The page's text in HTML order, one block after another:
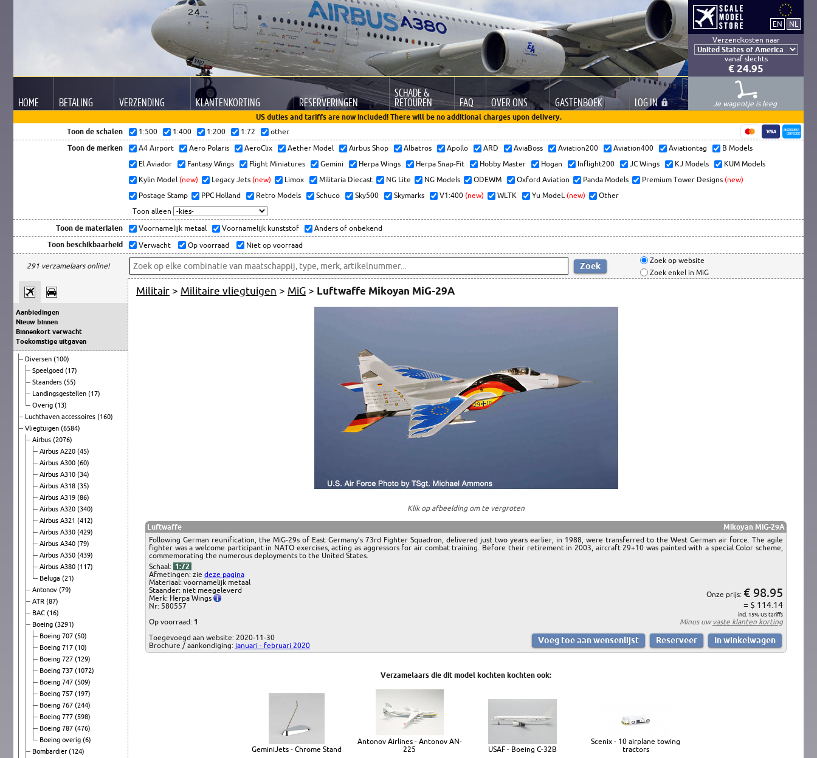
Verzendkosten naar
vanaf slechts
€ 24.95
HOME BETALING VERZENDING KLANTENKORTING RESERVERINGEN
SCHADE &
RETOUREN FAQ OVER ONS GASTENBOEK LOGIN
Je wagentje is leeg
US duties and tariffs are now included! There will be no additional charges upon delivery.
Toon de schalen
1:500 1:400 1:200 1:72 other
Toon de merken A4 Airport Aero Polaris AeroClix Aether Model Airbus Shop Albatros Apollo ARD AviaBoss Aviation200 Aviation400 Aviationtag
B Models
El Aviador
Fantasy Wings Flight Miniatures Gemini Herpa Wings Herpa Snap-Fit Hobby Master Hogan Inflight200 JC Wings KJ Models
KUM Models
Kylin Model (new) Legacy Jets (new) Limox Militaria Diecast NG Lite NG Models ODEWM Oxford Aviation Panda Models Premium Tower Designs (new)
Postage Stamp
PPC Holland Retro Models Schuco Sky500 Skymarks V1:400 (new) WLTK Yu ModeL (new)
Other
Toon alleen
Toon de materialen Voornamelijk metaal Voornamelijk kunststof Anders of onbekend
Toon beschikbaarheid Verwacht Op voorraad Niet op voorraad
291 verzamelaars online!
Zoek op website
Zoek enkel in MiG
Aanbiedingen
Nieuw binnen
Binnenkort verwacht
Toekomstige uitgaven
Diversen (100)
Speelgoed (17)
Staanders (55)
Landingsgestellen (17)
Overig (13)
Luchthaven accessoires (160)
Vliegtuigen (6584)
Airbus (2076)
Airbus A220 (45)
Airbus A300 (60)
Airbus A310 (34)
Airbus A318 (35)
Airbus A319 (86)
Airbus A320 (340)
Airbus A321 (412)
Airbus A330 (429)
Airbus A340 (79)
Airbus A350 (439)
Airbus A380 (117)
Beluga (21)
Antonov (79)
ATR (87)
BAC (16)
Boeing (3291)
Boeing 707 (50)
Boeing 717 (10)
Boeing 727 (129)
Boeing 737 (1072)
Boeing 747 (509)
Boeing 757 (197)
Boeing 767 (244)
Boeing 777 (598)
Boeing 787 (476)
Boeing overig (6)
Bombardier (124)
Militair > Militaire vliegtuigen > MiG > Luftwaffe Mikoyan MiG-29A
Klik op afbeelding om te vergroten
Luftwaffe
Mikoyan MiG-29A
Following German reunification, the MiG-29s of East Germany’s 73rd Fighter Squadron, delivered just two years earlier, in 1988, were transferred to the West German air force. The agile
fighter was a welcome participant in NATO exercises, acting as aggressors for air combat training. Before their retirement in 2003, aircraft 29+10 was painted with a special Color scheme,
commemorating the numerous deployments to the United States.
Schaal: 1:72
Afmetingen: zie deze pagina
Materiaal: voornamelijk metaal
Staander: niet meegeleverd
Merk: Herpa Wings
Nr: 580557
Op voorraad: 1
Toegevoegd aan website: 2020-11-30
Brochure / aankondiging: januari - februari 2020
Onze prijs: € 98.95
= $ 114.14
incl. 15% US tariffs
Minus uwvaste klanten korting
Verzamelaars die dit model kochten kochten ook:
GeminiJets - Chrome Stand
Antonov Airlines - Antonov AN-
225
USAF - Boeing C-32B
Scenix - 10 airplane towing
tractors